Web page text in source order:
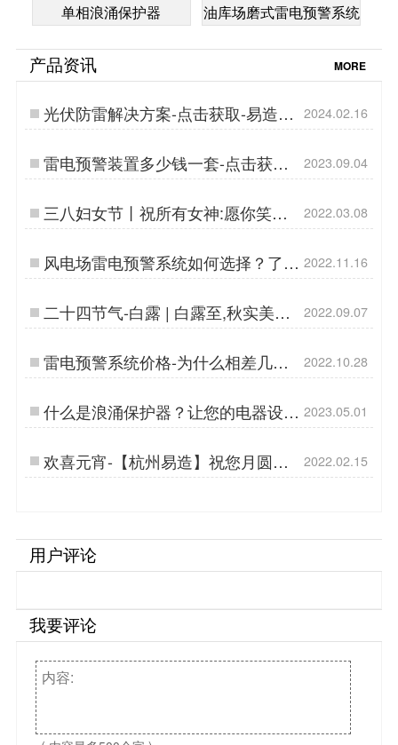
单相浪涌保护器 油库场磨式雷电预警系统
产品资讯 MORE
光伏防雷解决方案-点击获取-易造防
雷…
2024.02.16
雷电预警装置多少钱一套-点击获取
报价-易造防雷…
2023.09.04
三八妇女节丨祝所有女神:愿你笑靥
如花,一生不减芳华-杭州易造…
2022.03.08
风电场雷电预警系统如何选择？了解
这3点不踩坑！【易造防雷】…
2022.11.16
二十四节气-白露 | 白露至,秋实美
【杭州易造】…
2022.09.07
雷电预警系统价格-为什么相差几十
万【易造防雷】…
2022.10.28
什么是浪涌保护器？让您的电器设备
享受极致保护-易造防雷…
2023.05.01
欢喜元宵-【杭州易造】祝您月圆人
圆事事圆…
2022.02.15
用户评论
我要评论